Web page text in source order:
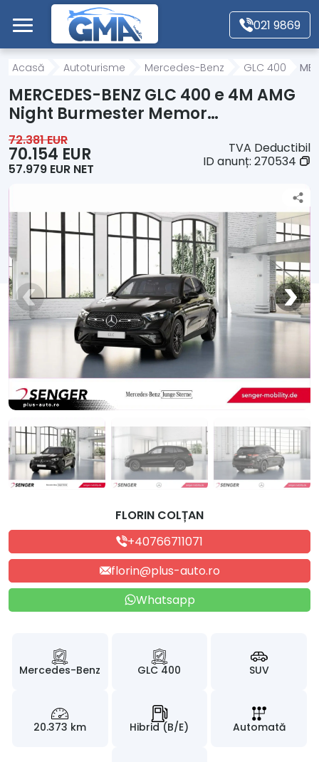
Mergi direct la conținutul principal
021 9869
Acasă
Autoturisme
Motociclete
Alte tipuri vehicule
Despre Noi
Contact
Acasă Autoturisme Mercedes-Benz GLC 400
MERCEDES-BENZ GLC 400 e 4M AMG
Night Burmester Memor…
72.381 EUR
70.154 EUR
57.979 EUR NET
TVA Deductibil
ID anunț: 270534
FLORIN COLȚAN
+40766711071
florin@plus-auto.ro
Whatsapp
Mercedes-Benz GLC 400 SUV
20.373 km Hibrid (B/E) Automată